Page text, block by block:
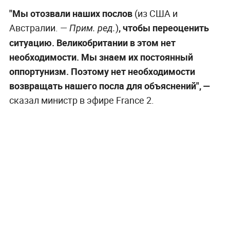
"Мы отозвали наших послов (из США и
Австралии. — Прим. ред.), чтобы переоценить
ситуацию. Великобритании в этом нет
необходимости. Мы знаем их постоянный
оппортунизм. Поэтому нет необходимости
возвращать нашего посла для объяснений", —
сказал министр в эфире France 2.